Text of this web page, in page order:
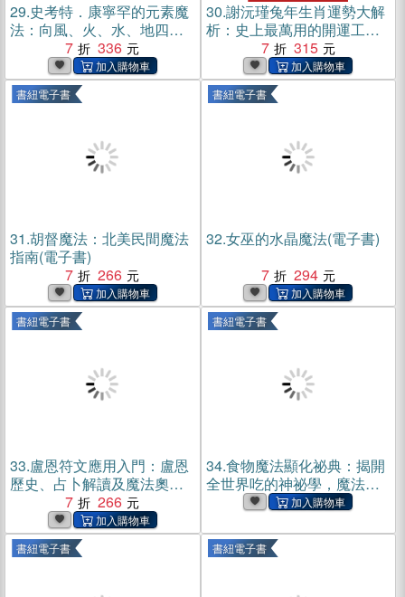
29.史考特．康寧罕的元素魔
法：向風、火、水、地四元
素借力(電子書)
7 336
30.謝沅瑾兔年生肖運勢大解
析：史上最萬用的開運工具
書，謝老師親算二○二三年農
民曆、流年流月，一書在
案，揚眉兔氣，全年順利！
(電子書)
7 315
書紐電子書
31.胡督魔法：北美民間魔法
指南(電子書)
7
266
書紐電子書
32.女巫的水晶魔法(電子書)
7
294
書紐電子書
33.盧恩符文應用入門：盧恩
歷史、占卜解讀及魔法奧義
7 266
書紐電子書
34.食物魔法顯化祕典：揭開
全世界吃的神祕學，魔法師
都大感驚奇的食物魔力！(電
書紐電子書 書紐電子書